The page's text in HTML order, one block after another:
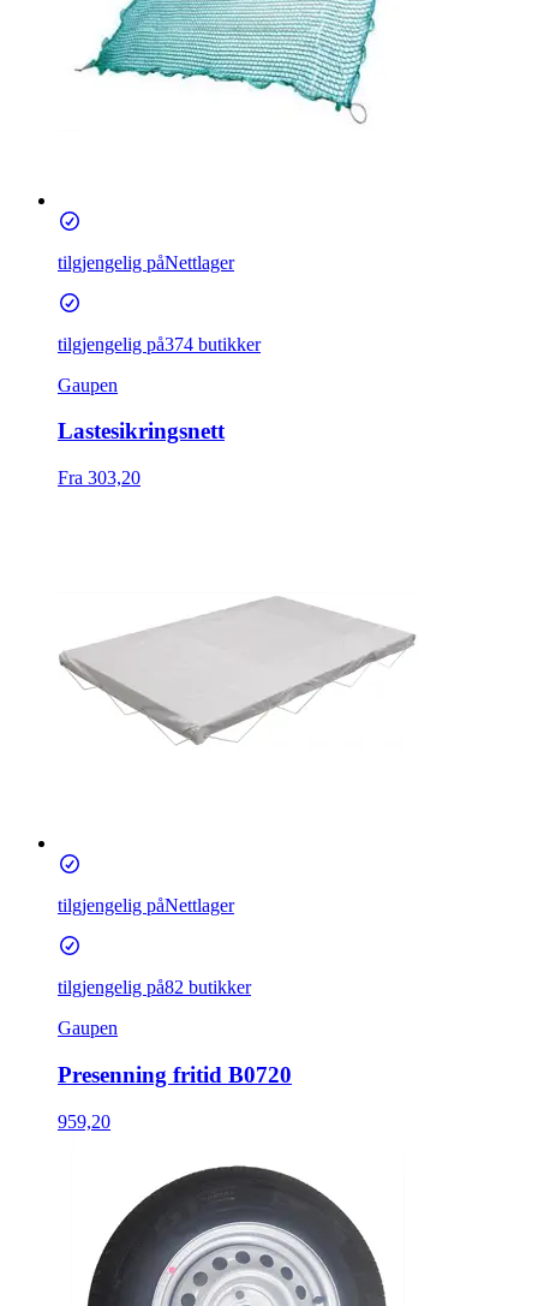
tilgjengelig påNettlager
tilgjengelig på374 butikker
Gaupen
Lastesikringsnett
Fra 303,20
tilgjengelig påNettlager
tilgjengelig på82 butikker
Gaupen
Presenning fritid B0720
959,20